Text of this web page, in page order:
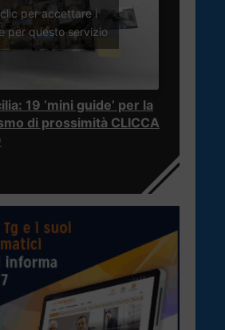
per accettare i
per questo servizio
19 ‘mini guide’ per la
di prossimità CLICCA